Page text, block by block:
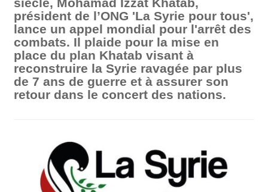
siècle, Mohamad Izzat Khatab,
président de l’ONG 'La Syrie pour tous',
lance un appel mondial pour l'arrêt des
combats. Il plaide pour la mise en
place du plan Khatab visant à
reconstruire la Syrie ravagée par plus
de 7 ans de guerre et à assurer son
retour dans le concert des nations.